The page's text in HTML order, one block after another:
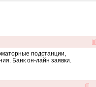
подстанции,
Банк он-лайн заявки.